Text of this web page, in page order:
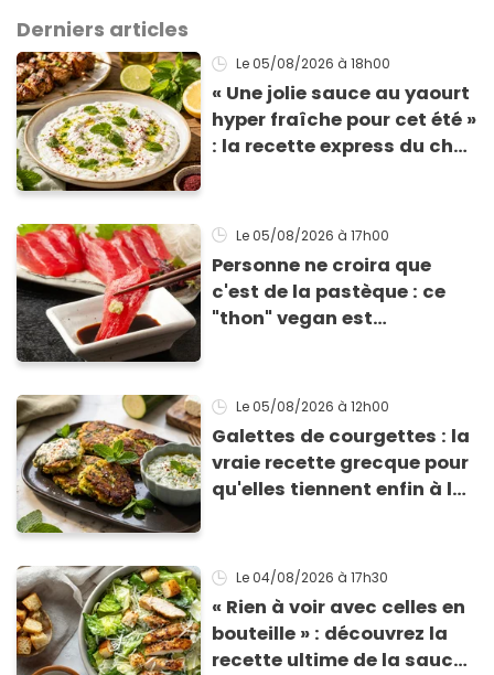
Derniers articles
Le 05/08/2026 à 18h00
« Une jolie sauce au yaourt
hyper fraîche pour cet été »
: la recette express du chef
grillades
Le 05/08/2026 à 17h00
Personne ne croira que
c'est de la pastèque : ce
"thon" vegan est
Le 05/08/2026 à 12h00
Galettes de courgettes : la
vraie recette grecque pour
qu'elles tiennent enfin à la
Le 04/08/2026 à 17h30
« Rien à voir avec celles en
bouteille » : découvrez la
recette ultime de la sauce